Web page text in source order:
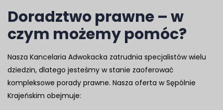
Doradztwo prawne – w
czym możemy pomóc?
Nasza Kancelaria Adwokacka zatrudnia specjalistów wielu
dziedzin, dlatego jesteśmy w stanie zaoferować
kompleksowe porady prawne. Nasza oferta w Sępólnie
Krajeńskim obejmuje: